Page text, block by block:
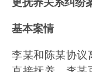
基本案情
李某和陈某协议